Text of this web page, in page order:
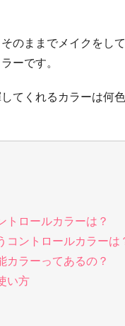
のままでメイクを
ーです。
てくれるカラーは何
トロールカラーは？
コントロールカラーは
カラーってあるの？
い方